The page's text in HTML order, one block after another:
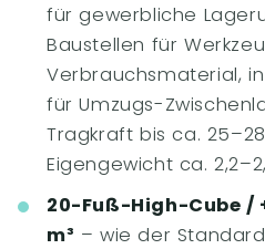
für gewerbliche
Baustellen für
Verbrauchsmaterial,
für Umzugs-
Tragkraft bis ca.
Eigengewicht ca.
20-Fuß-High-Cube /
m³ – wie der